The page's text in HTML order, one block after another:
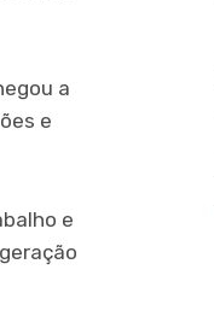
a
e
e